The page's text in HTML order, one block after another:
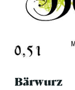
Bärwurz